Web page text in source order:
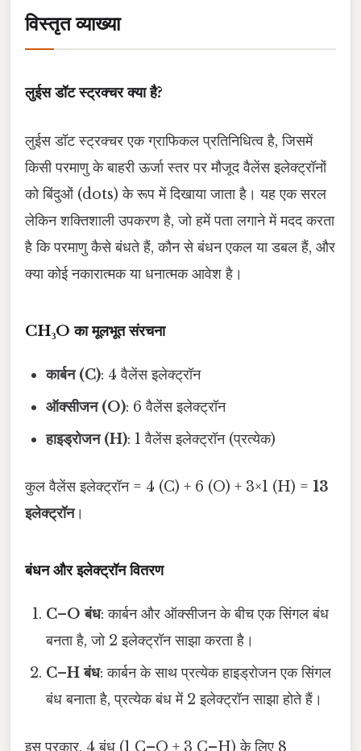
विस्तृत व्याख्या
लुईस डॉट स्ट्रक्चर क्या है?
लुईस डॉट स्ट्रक्चर एक ग्राफिकल प्रतिनिधित्व है, जिसमें
किसी परमाणु के बाहरी ऊर्जा स्तर पर मौजूद वैलेंस इलेक्ट्रॉनों
को बिंदुओं (dots) के रूप में दिखाया जाता है। यह एक सरल
लेकिन शक्तिशाली उपकरण है, जो हमें पता लगाने में मदद करता
है कि परमाणु कैसे बंधते हैं, कौन से बंधन एकल या डबल हैं, और
क्या कोई नकारात्मक या धनात्मक आवेश है।
CH₃O का मूलभूत संरचना
कार्बन (C): 4 वैलेंस इलेक्ट्रॉन
ऑक्सीजन (O): 6 वैलेंस इलेक्ट्रॉन
हाइड्रोजन (H): 1 वैलेंस इलेक्ट्रॉन (प्रत्येक)
कुल वैलेंस इलेक्ट्रॉन = 4 (C) + 6 (O) + 3×1 (H) = 13
इलेक्ट्रॉन।
बंधन और इलेक्ट्रॉन वितरण
C–O बंध: कार्बन और ऑक्सीजन के बीच एक सिंगल बंध
बनता है, जो 2 इलेक्ट्रॉन साझा करता है।
C–H बंध: कार्बन के साथ प्रत्येक हाइड्रोजन एक सिंगल
बंध बनाता है, प्रत्येक बंध में 2 इलेक्ट्रॉन साझा होते हैं।
इस प्रकार, 4 बंध (1 C–O + 3 C–H) के लिए 8